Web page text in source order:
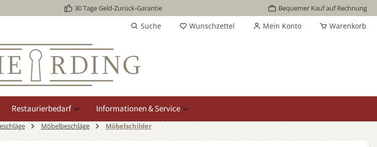
30 Tage Geld-Zurück-Garantie Bequemer Kauf auf Rechnung
Suche Wunschzettel Mein Konto Warenkorb
Restaurierbedarf Informationen & Service
Möbelbeschläge Möbelschilder